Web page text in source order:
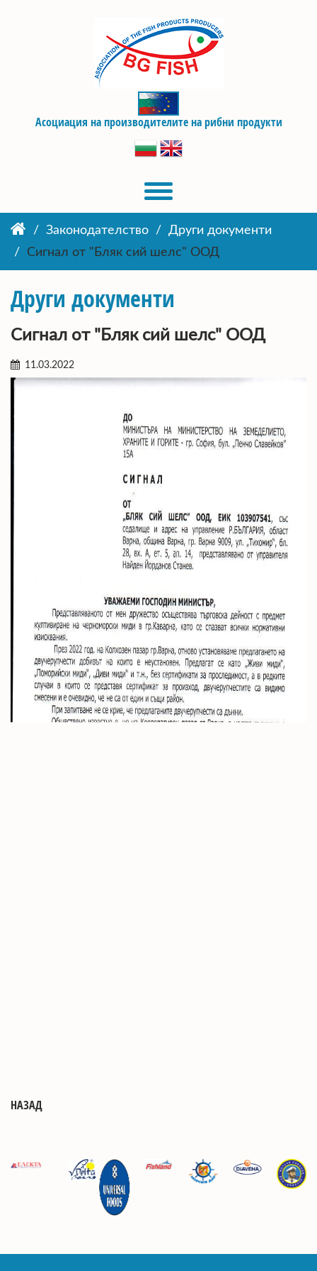
Асоциация на производителите на рибни продукти
Законодателство
Други документи
Сигнал от "Бляк сий шелс" ООД
Други документи
Сигнал от "Бляк сий шелс" ООД
11.03.2022
НАЗАД